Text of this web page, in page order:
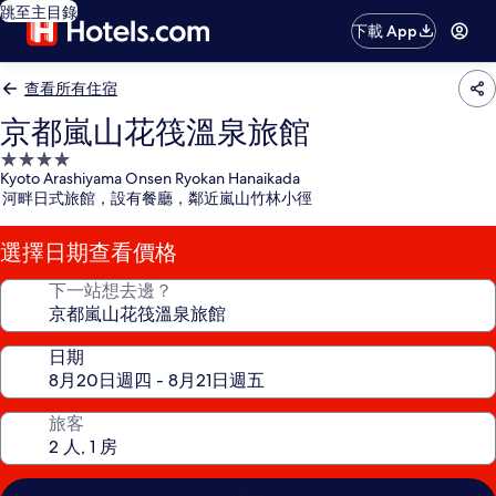
跳至主目錄
下載 App
查看所有住宿
京都嵐山花筏溫泉旅館
4.0
星
級
住
宿
Kyoto Arashiyama Onsen Ryokan Hanaikada
河畔日式旅館，設有餐廳，鄰近嵐山竹林小徑
選擇日期查看價格
下一站想去邊？
日期
旅客